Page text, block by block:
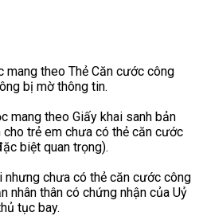
mang theo Thẻ Căn cước công
bị mờ thông tin.
mang theo Giấy khai sanh bản
trẻ em chưa có thẻ căn cước
biệt quan trọng).
chưa có thẻ căn cước công
nhân thân có chứng nhận của Uỷ
tục bay.